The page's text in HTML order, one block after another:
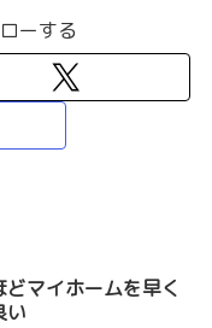
ーする
マイホームを早く
い